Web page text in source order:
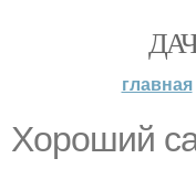
главная
Хороший